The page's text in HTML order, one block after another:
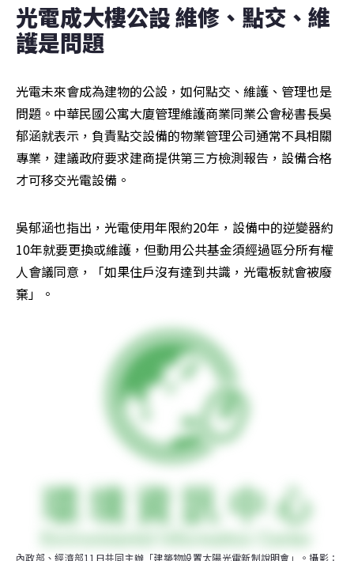
光電成大樓公設 維修、點交、維
護是問題
光電未來會成為建物的公設，如何點交、維護、管理也是
問題。中華民國公寓大廈管理維護商業同業公會秘書長吳
郁涵就表示，負責點交設備的物業管理公司通常不具相關
專業，建議政府要求建商提供第三方檢測報告，設備合格
才可移交光電設備。
吳郁涵也指出，光電使用年限約20年，設備中的逆變器約
10年就要更換或維護，但動用公共基金須經過區分所有權
人會議同意，「如果住戶沒有達到共識，光電板就會被廢
棄」。
內政部、經濟部11日共同主辦「建築物設置太陽光電新制說明會」。攝影：